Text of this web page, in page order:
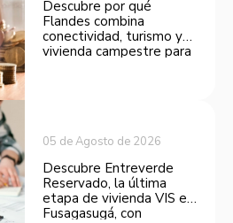
Descubre por qué
Flandes combina
conectividad, turismo y
vivienda campestre para
05 de Agosto de 2026
Descubre Entreverde
Reservado, la última
etapa de vivienda VIS en
Fusagasugá, con